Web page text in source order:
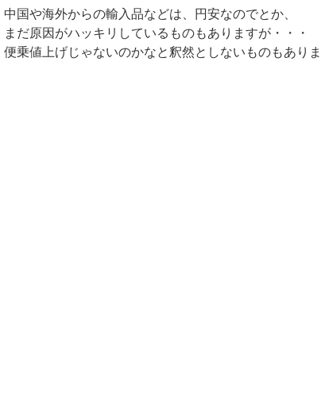
中国や海外からの輸入品などは、円安なのでとか、
まだ原因がハッキリしているものもありますが・・・
便乗値上げじゃないのかなと釈然としないものもありま